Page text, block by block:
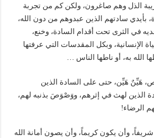
الذل وهم صاغرون، ولكن كم من تجربة
بأيدي سادتهم الذين عبدوهم من دون الله،
في الثرى تحت أقدام السادة، وخنع،
وبكل المقدسات التي عرفتها
الله به، أو ناطها الناس …
هَيِّنٌ هَيِّن، حتى على السادة الذين
الذين لهث في إثرهم، ووَصْوَصَ بذنبه لهم،
الرضاء!
وأن يكون كريماً، وأن يصون أمانة الله